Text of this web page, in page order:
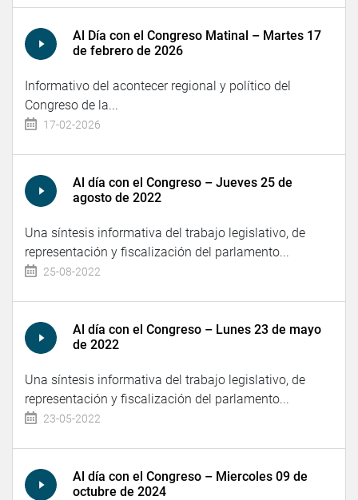
Al Día con el Congreso Matinal – Martes 17
de febrero de 2026
Informativo del acontecer regional y político del
Congreso de la...
17-02-2026
Al día con el Congreso – Jueves 25 de
agosto de 2022
Una síntesis informativa del trabajo legislativo, de
representación y fiscalización del parlamento...
25-08-2022
Al día con el Congreso – Lunes 23 de mayo
de 2022
Una síntesis informativa del trabajo legislativo, de
representación y fiscalización del parlamento...
23-05-2022
Al día con el Congreso – Miercoles 09 de
octubre de 2024